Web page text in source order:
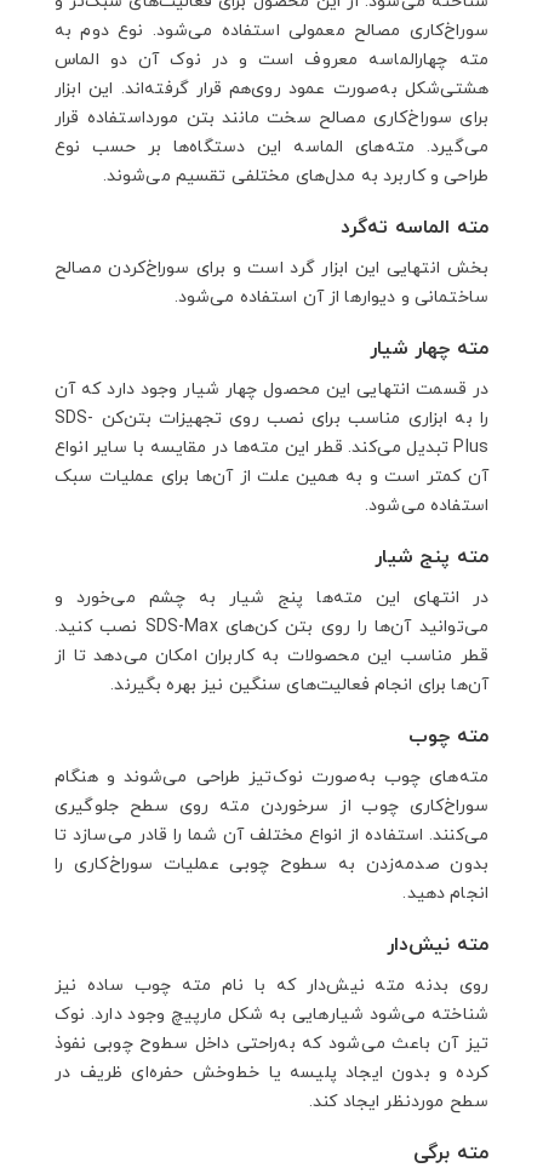
سوراخ‌کاری مصالح معمولی استفاده می‌شود. نوع دوم به
مته چهارالماسه معروف است و در نوک آن دو الماس
هشتی‌شکل به‌صورت عمود روی‌هم قرار گرفته‌اند. این ابزار
برای سوراخ‌کاری مصالح سخت مانند بتن مورداستفاده قرار
می‌گیرد. مته‌های الماسه این دستگاه‌ها بر حسب نوع
طراحی و کاربرد به مدل‌های مختلفی تقسیم می‌شوند.
مته الماسه ته‌گرد
بخش انتهایی این ابزار گرد است و برای سوراخ‌کردن مصالح
ساختمانی و دیوارها از آن استفاده می‌شود.
مته چهار شیار
در قسمت انتهایی این محصول چهار شیار وجود دارد که آن
را به ابزاری مناسب برای نصب روی تجهیزات بتن‌کن SDS-
Plus تبدیل می‌کند. قطر این مته‌ها در مقایسه با سایر انواع
آن کمتر است و به همین علت از آن‌ها برای عملیات سبک
استفاده می‌شود.
مته پنج شیار
در انتهای این مته‌ها پنج شیار به چشم می‌خورد و
می‌توانید آن‌ها را روی بتن کن‌های SDS-Max نصب کنید.
قطر مناسب این محصولات به کاربران امکان می‌دهد تا از
آن‌ها برای انجام فعالیت‌های سنگین نیز بهره بگیرند.
مته چوب
مته‌های چوب به‌صورت نوک‌تیز طراحی می‌شوند و هنگام
سوراخ‌کاری چوب از سرخوردن مته روی سطح جلوگیری
می‌کنند. استفاده از انواع مختلف آن شما را قادر می‌سازد تا
بدون صدمه‌زدن به سطوح چوبی عملیات سوراخ‌کاری را
انجام دهید.
مته نیش‌دار
روی بدنه مته نیش‌دار که با نام مته چوب ساده نیز
شناخته می‌شود شیارهایی به شکل مارپیچ وجود دارد. نوک
تیز آن باعث می‌شود که به‌راحتی داخل سطوح چوبی نفوذ
کرده و بدون ایجاد پلیسه یا خط‌وخش حفره‌ای ظریف در
سطح موردنظر ایجاد کند.
مته برگی